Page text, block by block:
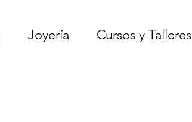
Joyería Cursos y Talleres